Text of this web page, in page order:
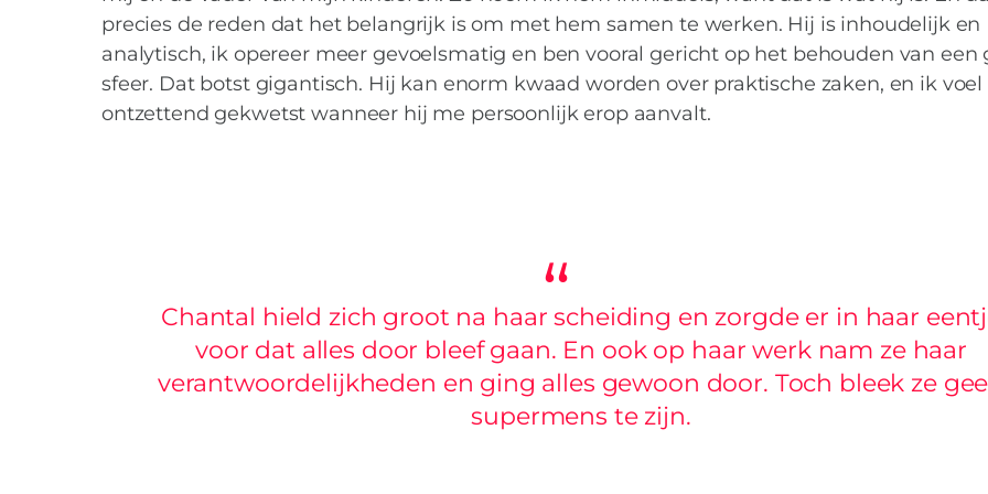
precies de reden dat het belangrijk is om met hem samen te werken. Hij is inhoudelijk en
analytisch, ik opereer meer gevoelsmatig en ben vooral gericht op het behouden van een
sfeer. Dat botst gigantisch. Hij kan enorm kwaad worden over praktische zaken, en ik voel
ontzettend gekwetst wanneer hij me persoonlijk erop aanvalt.
Chantal hield zich groot na haar scheiding en zorgde er in haar
voor dat alles door bleef gaan. En ook op haar werk nam ze haar
verantwoordelijkheden en ging alles gewoon door. Toch bleek ze
supermens te zijn.